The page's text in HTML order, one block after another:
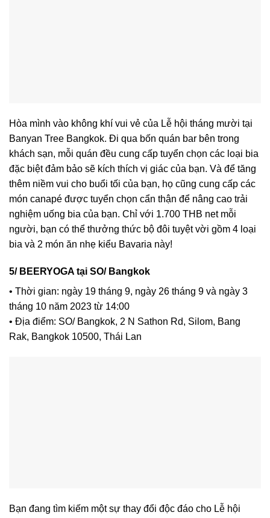
Hòa mình vào không khí vui vẻ của Lễ hội tháng mười tại
Banyan Tree Bangkok. Đi qua bốn quán bar bên trong
khách sạn, mỗi quán đều cung cấp tuyển chọn các loại bia
đặc biệt đảm bảo sẽ kích thích vị giác của bạn. Và để tăng
thêm niềm vui cho buổi tối của bạn, họ cũng cung cấp các
món canapé được tuyển chọn cẩn thận để nâng cao trải
nghiệm uống bia của bạn. Chỉ với 1.700 THB net mỗi
người, bạn có thể thưởng thức bộ đôi tuyệt vời gồm 4 loại
bia và 2 món ăn nhẹ kiểu Bavaria này!
5/ BEERYOGA tại SO/ Bangkok
• Thời gian: ngày 19 tháng 9, ngày 26 tháng 9 và ngày 3
tháng 10 năm 2023 từ 14:00
• Địa điểm: SO/ Bangkok, 2 N Sathon Rd, Silom, Bang
Rak, Bangkok 10500, Thái Lan
Bạn đang tìm kiếm một sự thay đổi độc đáo cho Lễ hội